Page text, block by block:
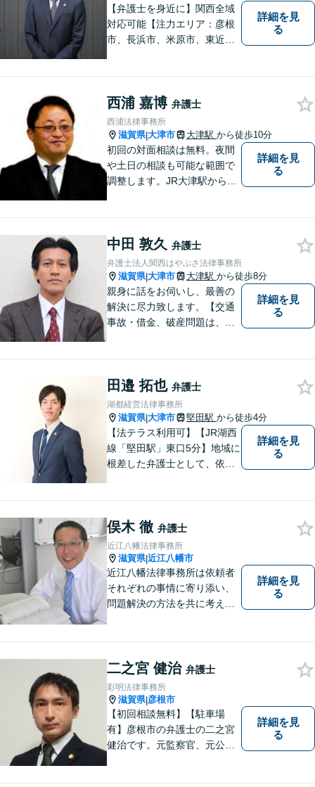
い。
【弁護士を身近に】関西全域
対応可能【注力エリア：彦根
市、長浜市、米原市、東近江
まに、不安を和らげベストな
解決策を提供します「迅速丁
寧」【無料相談有・駐車場完
備】【英語対応可】
詳細を見
る
西浦 嘉博 弁護士
西浦法律事務所
滋賀県|大津市 大津駅 から徒歩10分
初回の対面相談は無料。夜間
や土日の相談も可能な範囲で
調整します。JR大津駅から徒
位 弁護士ドットコムランキ
ング（2024年7月-2026年7月
現在）】
詳細を見
る
中田 敦久 弁護士
弁護士法人関西はやぶさ法律事務所
滋賀県|大津市 大津駅 から徒歩8分
親身に話をお伺いし、最善の
解決に尽力致します。【交通
事故・借金、破産問題は、初
あり】
詳細を見
る
田邉 拓也 弁護士
湖都経営法律事務所
滋賀県|大津市 堅田駅 から徒歩4分
【法テラス利用可】【JR湖西
線「堅田駅」東口5分】地域に
根差した弁護士として、依頼
ます。弁護士に依頼するのは
敷居が高いとお考えの方も、
まずは一度ご相談ください。
詳細を見
る
俣木 徹 弁護士
近江八幡法律事務所
滋賀県|近江八幡市
近江八幡法律事務所は依頼者
それぞれの事情に寄り添い、
問題解決の方法を共に考える
ください。
詳細を見
る
二之宮 健治 弁護士
彩明法律事務所
滋賀県|彦根市
【初回相談無料】【駐車場
有】彦根市の弁護士の二之宮
健治です。元監察官、元公務
詳細を見
る